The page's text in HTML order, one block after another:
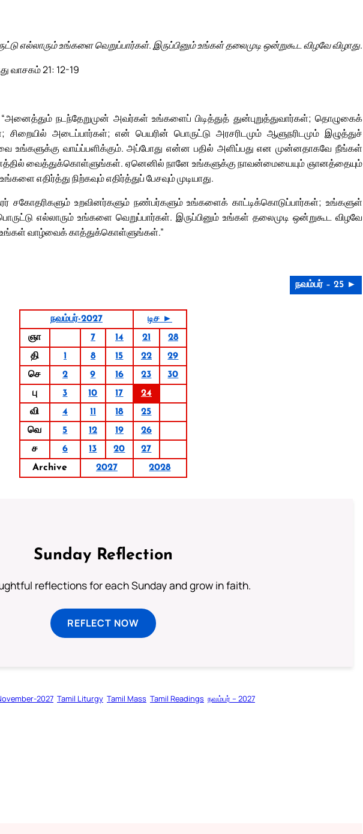
எல்லாரும் உங்களை வெறுப்பார்கள். இருப்பினும் உங்கள் தலைமுடி ஒன்றுகூட விழவே விழாது.
வாசகம் 21: 12-19
“அனைத்தும் நடந்தேறுமுன் அவர்கள் உங்களைப் பிடித்துத் துன்புறுத்துவார்கள்; தொழுகைக்
அடைப்பார்கள்; என் பெயரின் பொருட்டு அரசரிடமும் ஆளுநரிடமும் இழுத்துச்
உங்களுக்கு வாய்ப்பளிக்கும். அப்போது என்ன பதில் அளிப்பது என முன்னதாகவே நீங்கள்
வைத்துக்கொள்ளுங்கள். ஏனெனில் நானே உங்களுக்கு நாவன்மையையும் ஞானத்தையும்
எதிர்த்து நிற்கவும் எதிர்த்துப் பேசவும் முடியாது.
உறவினர்களும் நண்பர்களும் உங்களைக் காட்டிக்கொடுப்பார்கள்; உங்களுள்
எல்லாரும் உங்களை வெறுப்பார்கள். இருப்பினும் உங்கள் தலைமுடி ஒன்றுகூட விழவே
உங்கள் வாழ்வைக் காத்துக்கொள்ளுங்கள்.”
நவம்பர் – 25 ►
நவம்பர்-2027
டிச ►
ஞா
7 14 21
28
தி
1 8 15 22
29
செ
2 9 16 23
30
பு
3 10 17
24
வி
4 11 18
25
வெ
5 12 19
26
ச
6 13 20
27
Archive
2027 2028
Sunday Reflection
reflections for each Sunday and grow in faith.
REFLECT NOW
2027 Tamil Liturgy Tamil Mass Tamil Readings நவம்பர் – 2027